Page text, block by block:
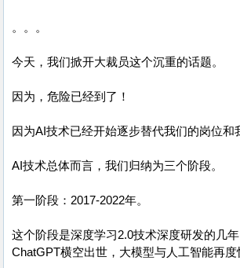
。。。
今天，我们掀开大裁员这个沉重的话题。
因为，危险已经到了！
因为AI技术已经开始逐步替代我们的岗位和
AI技术总体而言，我们归纳为三个阶段。
第一阶段：2017-2022年。
这个阶段是深度学习2.0技术深度研发的几
ChatGPT横空出世，大模型与人工智能再度